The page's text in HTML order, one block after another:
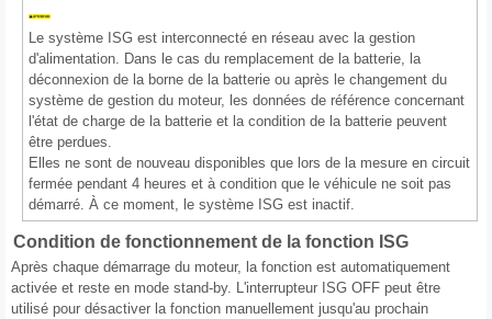
Le système ISG est interconnecté en réseau avec la gestion
d'alimentation. Dans le cas du remplacement de la batterie, la
déconnexion de la borne de la batterie ou après le changement du
système de gestion du moteur, les données de référence concernant
l'état de charge de la batterie et la condition de la batterie peuvent
être perdues.
Elles ne sont de nouveau disponibles que lors de la mesure en circuit
fermée pendant 4 heures et à condition que le véhicule ne soit pas
démarré. À ce moment, le système ISG est inactif.
Condition de fonctionnement de la fonction ISG
Après chaque démarrage du moteur, la fonction est automatiquement
activée et reste en mode stand-by. L'interrupteur ISG OFF peut être
utilisé pour désactiver la fonction manuellement jusqu'au prochain